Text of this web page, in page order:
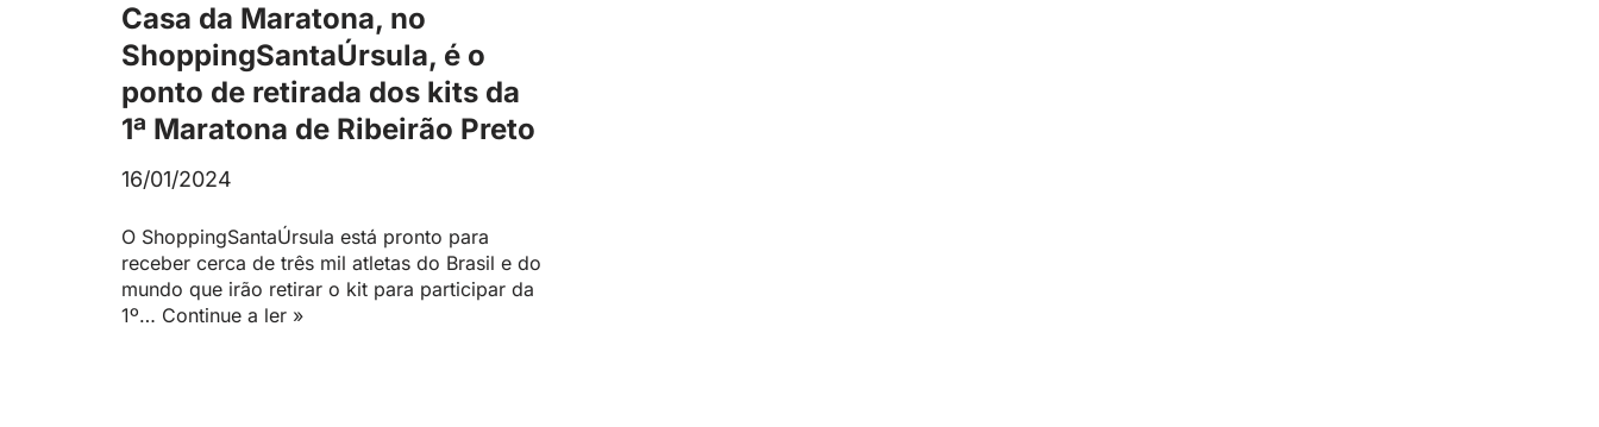
Casa da Maratona, no
ShoppingSantaÚrsula, é o
ponto de retirada dos kits da
1ª Maratona de Ribeirão Preto
16/01/2024
O ShoppingSantaÚrsula está pronto para
receber cerca de três mil atletas do Brasil e do
mundo que irão retirar o kit para participar da
1º… Continue a ler »